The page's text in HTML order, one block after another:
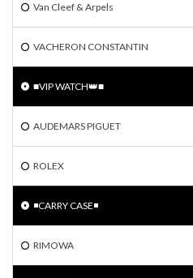
Van Cleef & Arpels
VACHERON CONSTANTIN
■VIP WATCH👑■
AUDEMARS PIGUET
ROLEX
◾️CARRY CASE◾️
RIMOWA